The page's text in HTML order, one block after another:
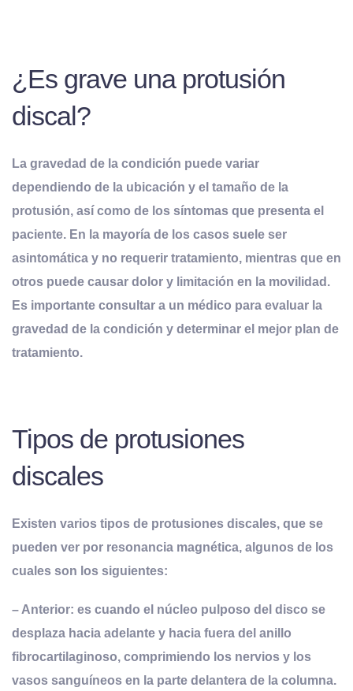
¿Es grave una protusión
discal?
La gravedad de la condición puede variar
dependiendo de la ubicación y el tamaño de la
protusión, así como de los síntomas que presenta el
paciente. En la mayoría de los casos suele ser
asintomática y no requerir tratamiento, mientras que en
otros puede causar dolor y limitación en la movilidad.
Es importante consultar a un médico para evaluar la
gravedad de la condición y determinar el mejor plan de
tratamiento.
Tipos de protusiones
discales
Existen varios tipos de protusiones discales, que se
pueden ver por resonancia magnética, algunos de los
cuales son los siguientes:
– Anterior: es cuando el núcleo pulposo del disco se
desplaza hacia adelante y hacia fuera del anillo
fibrocartilaginoso, comprimiendo los nervios y los
vasos sanguíneos en la parte delantera de la columna.